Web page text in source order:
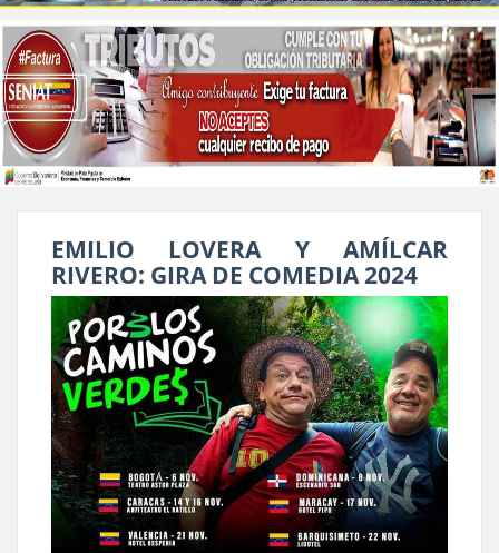
EMILIO LOVERA Y AMÍLCAR
RIVERO: GIRA DE COMEDIA 2024